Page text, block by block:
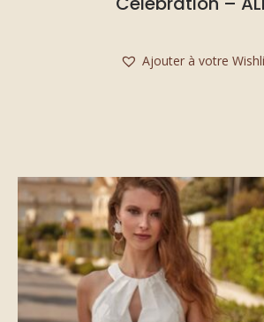
Ajouter à votre